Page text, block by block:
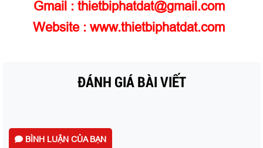
Gmail : thietbiphatdat@gmail.com
Website : www.thietbiphatdat.com
ĐÁNH GIÁ BÀI VIẾT
BÌNH LUẬN CỦA BẠN